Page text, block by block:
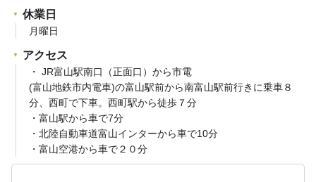
休業日
月曜日
アクセス
・ JR富山駅南口（正面口）から市電
(富山地鉄市内電車)の富山駅前から南富山駅前行きに乗車８
分、西町で下車。西町駅から徒歩７分
・富山駅から車で7分
・北陸自動車道富山インターから車で10分
・富山空港から車で２０分